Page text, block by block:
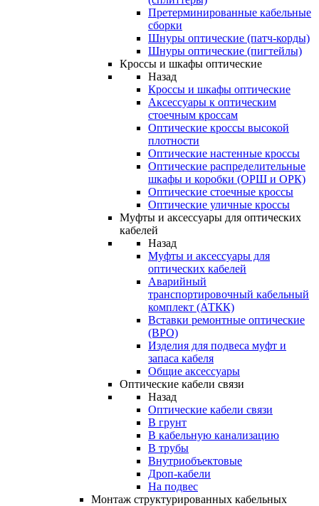
Претерминированные кабельные
сборки
Шнуры оптические (патч-корды)
Шнуры оптические (пигтейлы)
Кроссы и шкафы оптические
Назад
Кроссы и шкафы оптические
Аксессуары к оптическим
стоечным кроссам
Оптические кроссы высокой
плотности
Оптические настенные кроссы
Оптические распределительные
шкафы и коробки (ОРШ и ОРК)
Оптические стоечные кроссы
Оптические уличные кроссы
Муфты и аксессуары для оптических
кабелей
Назад
Муфты и аксессуары для
оптических кабелей
Аварийный
транспортировочный кабельный
комплект (АТКК)
Вставки ремонтные оптические
(ВРО)
Изделия для подвеса муфт и
запаса кабеля
Общие аксессуары
Оптические кабели связи
Назад
Оптические кабели связи
В грунт
В кабельную канализацию
В трубы
Внутриобъектовые
Дроп-кабели
На подвес
Монтаж структурированных кабельных